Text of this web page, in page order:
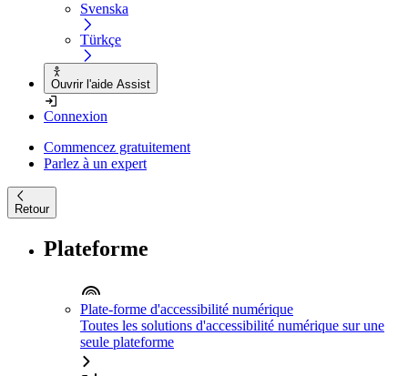
Svenska
Türkçe
Ouvrir l'aide Assist
Connexion
Commencez gratuitement
Parlez à un expert
Retour
Plateforme
Plate-forme d'accessibilité numérique
Toutes les solutions d'accessibilité numérique sur une
seule plateforme